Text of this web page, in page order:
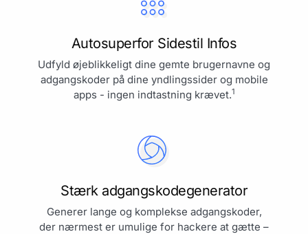
Autosuperfor Sidestil Infos
Udfyld øjeblikkeligt dine gemte brugernavne og
adgangskoder på dine yndlingssider og mobile
apps - ingen indtastning krævet.1
Stærk adgangskodegenerator
Generer lange og komplekse adgangskoder,
der nærmest er umulige for hackere at gætte –